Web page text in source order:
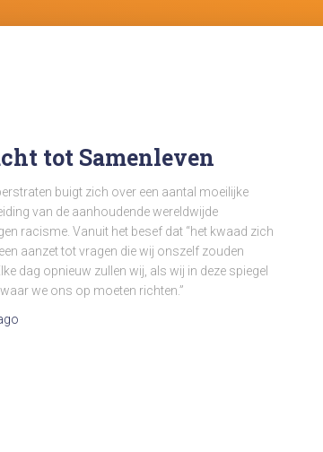
tot Samenleven
buigt zich over een aantal moeilijke
van de aanhoudende wereldwijde
racisme. Vanuit het besef dat “het kwaad zich
aanzet tot vragen die wij onszelf zouden
dag opnieuw zullen wij, als wij in deze spiegel
we ons op moeten richten.”